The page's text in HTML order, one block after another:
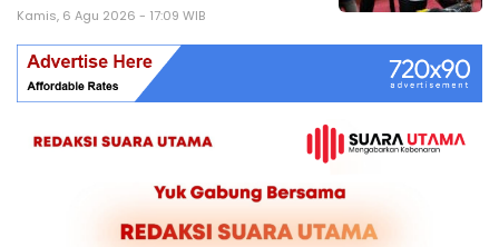
Kamis, 6 Agu 2026 - 17:09 WIB